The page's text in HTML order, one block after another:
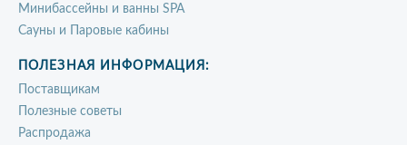
Минибассейны и ванны SPA
Сауны и Паровые кабины
ПОЛЕЗНАЯ ИНФОРМАЦИЯ:
Поставщикам
Полезные советы
Распродажа